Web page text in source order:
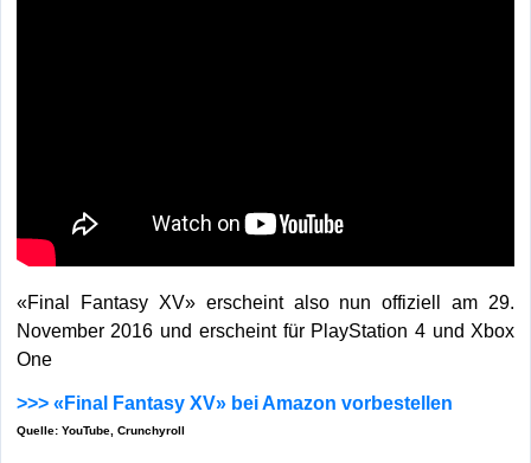
«Final Fantasy XV» erscheint also nun offiziell am 29.
November 2016 und erscheint für PlayStation 4 und Xbox
One
>>> «Final Fantasy XV» bei Amazon vorbestellen
Quelle: YouTube, Crunchyroll